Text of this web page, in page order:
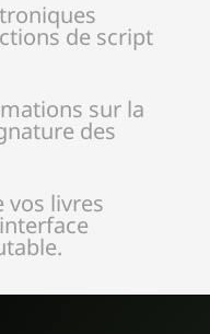
de script
sur la
des
vos livres